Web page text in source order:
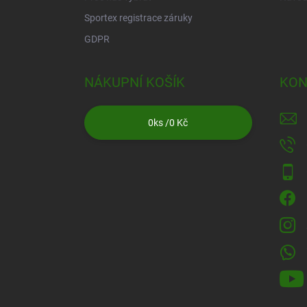
Sportex registrace záruky
GDPR
NÁKUPNÍ KOŠÍK
0ks /0 Kč